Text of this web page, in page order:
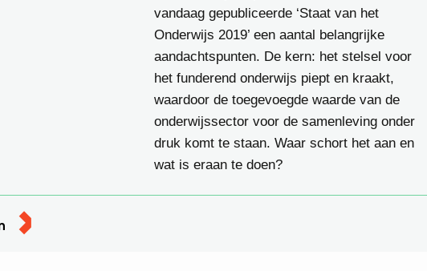
vandaag gepubliceerde ‘Staat van het
Onderwijs 2019’ een aantal belangrijke
aandachtspunten. De kern: het stelsel voor
het funderend onderwijs piept en kraakt,
waardoor de toegevoegde waarde van de
onderwijssector voor de samenleving onder
druk komt te staan. Waar schort het aan en
wat is eraan te doen?